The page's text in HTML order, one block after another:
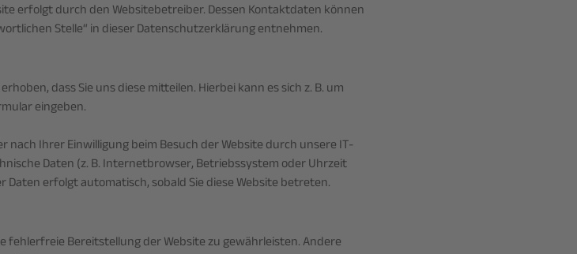
erfolgt durch den Websitebetreiber. Dessen Kontaktdaten können
Stelle“ in dieser Datenschutzerklärung entnehmen.
dass Sie uns diese mitteilen. Hierbei kann es sich z. B. um
eingeben.
Ihrer Einwilligung beim Besuch der Website durch unsere IT-
Daten (z. B. Internetbrowser, Betriebssystem oder Uhrzeit
Daten erfolgt automatisch, sobald Sie diese Website betreten.
fehlerfreie Bereitstellung der Website zu gewährleisten. Andere